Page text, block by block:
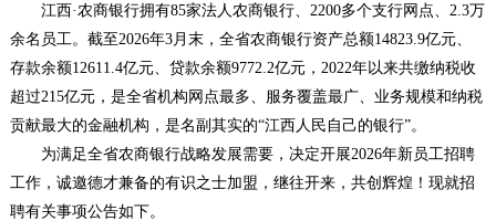
江西·农商银行拥有85家法人农商银行、2200多个支行网点、2.3万
余名员工。截至2026年3月末，全省农商银行资产总额14823.9亿元、
存款余额12611.4亿元、贷款余额9772.2亿元，2022年以来共缴纳税收
超过215亿元，是全省机构网点最多、服务覆盖最广、业务规模和纳税
贡献最大的金融机构，是名副其实的“江西人民自己的银行”。
为满足全省农商银行战略发展需要，决定开展2026年新员工招聘
工作，诚邀德才兼备的有识之士加盟，继往开来，共创辉煌！现就招
聘有关事项公告如下。